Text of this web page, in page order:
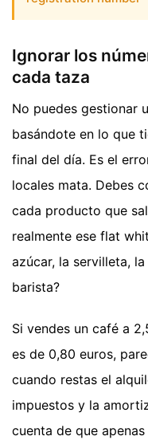
Ignorar los
cada taza
No puedes gestionar
basándote en lo que
final del día. Es el
locales mata. Debes
cada producto que
realmente ese flat
azúcar, la servilleta,
barista?
Si vendes un café a
es de 0,80 euros,
cuando restas el
impuestos y la
cuenta de que